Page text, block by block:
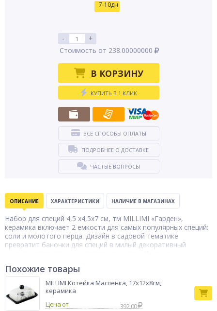
7-10дн
-
+
Стоимость от 238.00000000
В КОРЗИНУ
КУПИТЬ В 1 КЛИК
ВСЕ СПОСОБЫ ОПЛАТЫ
ПОДРОБНЕЕ О ДОСТАВКЕ
ЧАСТЫЕ ВОПРОСЫ
ОПИСАНИЕ ХАРАКТЕРИСТИКИ НАЛИЧИЕ В МАГАЗИНАХ
Набор для специй 4,5 х4,5х7 см, тм MILLIMI «Гарден»,
керамика включает 2 емкости для самых популярных специй:
соли и молотого перца. Дизайн в садовой тематике
превратит баночки для специй в милый декоративный
дуэт, который украсит любую кухонную полку или обеденный
стол, сочетаясь с другими предметами сервировки.
Компактные размеры экономят пространство. Размер
отверстий оптимален для контролируемого дозирования.
Керамика надёжно защищает содержимое от влаги и света,
Похожие товары
MILLIMI Котейка Масленка, 17х12x8см,
керамика
Цена от
392.00